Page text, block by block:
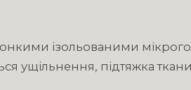
ізольованими
ущільнення, підтяжка